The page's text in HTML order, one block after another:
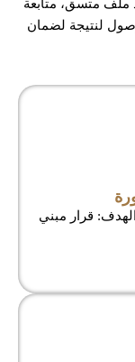
ملف متسق، متابعة
لنتيجة لضمان
قرار مبني